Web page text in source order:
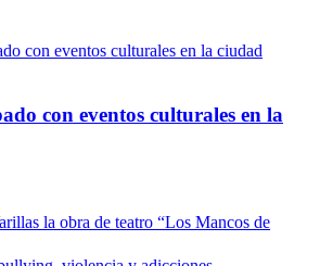
con eventos culturales en la